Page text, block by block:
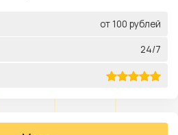
от 100 рублей
24/7